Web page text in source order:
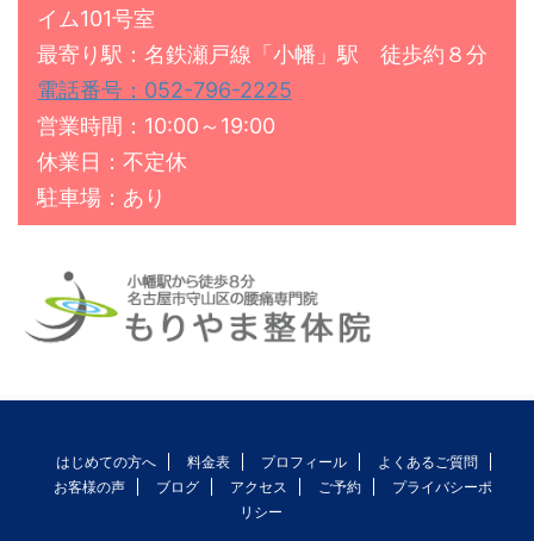
イム101号室
最寄り駅：名鉄瀬戸線「小幡」駅 徒歩約８分
電話番号：052-796-2225
営業時間：10:00～19:00
休業日：不定休
駐車場：あり
はじめての方へ 料金表 プロフィール
よくあるご質問
お客様の声
ブログ アクセス ご予約
プライバシーポ
リシー